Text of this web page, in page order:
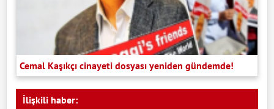
Cemal Kaşıkçı cinayeti dosyası yeniden gündemde!
İlişkili haber: